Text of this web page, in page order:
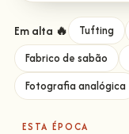
Em alta 🔥 Tufting
Fabrico de sabão
Fotografia analógica
ESTA ÉPOCA